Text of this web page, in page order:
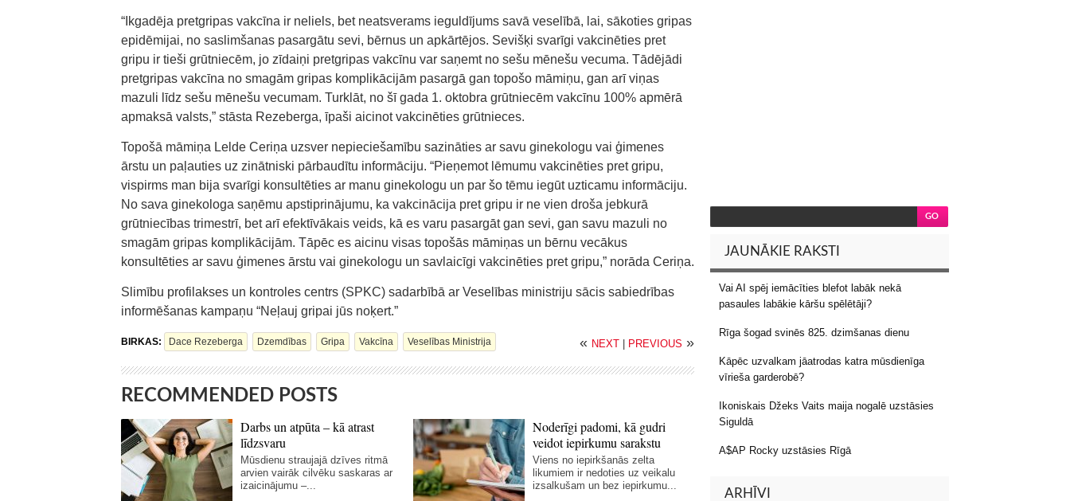
“Ikgadēja pretgripas vakcīna ir neliels, bet neatsverams ieguldījums savā veselībā, lai, sākoties gripas
epidēmijai, no saslimšanas pasargātu sevi, bērnus un apkārtējos. Sevišķi svarīgi vakcinēties pret
gripu ir tieši grūtniecēm, jo zīdaiņi pretgripas vakcīnu var saņemt no sešu mēnešu vecuma. Tādējādi
pretgripas vakcīna no smagām gripas komplikācijām pasargā gan topošo māmiņu, gan arī viņas
mazuli līdz sešu mēnešu vecumam. Turklāt, no šī gada 1. oktobra grūtniecēm vakcīnu 100% apmērā
apmaksā valsts,” stāsta Rezeberga, īpaši aicinot vakcinēties grūtnieces.
Topošā māmiņa Lelde Ceriņa uzsver nepieciešamību sazināties ar savu ginekologu vai ģimenes
ārstu un paļauties uz zinātniski pārbaudītu informāciju. “Pieņemot lēmumu vakcinēties pret gripu,
vispirms man bija svarīgi konsultēties ar manu ginekologu un par šo tēmu iegūt uzticamu informāciju.
No sava ginekologa saņēmu apstiprinājumu, ka vakcinācija pret gripu ir ne vien droša jebkurā
grūtniecības trimestrī, bet arī efektīvākais veids, kā es varu pasargāt gan sevi, gan savu mazuli no
smagām gripas komplikācijām. Tāpēc es aicinu visas topošās māmiņas un bērnu vecākus
konsultēties ar savu ģimenes ārstu vai ginekologu un savlaicīgi vakcinēties pret gripu,” norāda Ceriņa.
Slimību profilakses un kontroles centrs (SPKC) sadarbībā ar Veselības ministriju sācis sabiedrības
informēšanas kampaņu “Neļauj gripai jūs noķert.”
BIRKAS: Dace Rezeberga Dzemdības Gripa Vakcīna Veselības Ministrija « NEXT PREVIOUS »
RECOMMENDED POSTS
Darbs un atpūta – kā atrast
līdzsvaru
Mūsdienu straujajā dzīves ritmā
arvien vairāk cilvēku saskaras ar
izaicinājumu –...
Noderīgi padomi, kā gudri
veidot iepirkumu sarakstu
Viens no iepirkšanās zelta
likumiem ir nedoties uz veikalu
izsalkušam un bez iepirkumu...
JAUNĀKIE RAKSTI
Vai AI spēj iemācīties blefot labāk nekā
pasaules labākie kāršu spēlētāji?
Rīga šogad svinēs 825. dzimšanas dienu
Kāpēc uzvalkam jāatrodas katra mūsdienīga
vīrieša garderobē?
Ikoniskais Džeks Vaits maija nogalē uzstāsies
Siguldā
A$AP Rocky uzstāsies Rīgā
ARHĪVI